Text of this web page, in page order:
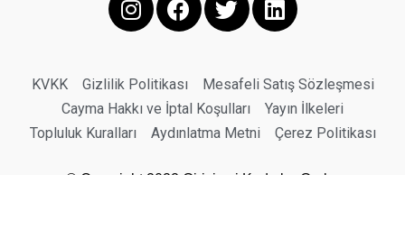
KVKK Gizlilik Politikası
Mesafeli Satış Sözleşmesi
Cayma Hakkı ve İptal Koşulları
Yayın İlkeleri
Topluluk Kuralları
Aydınlatma Metni Çerez Politikası
© Copyright 2022 Girişimci Kadınlar Grubu